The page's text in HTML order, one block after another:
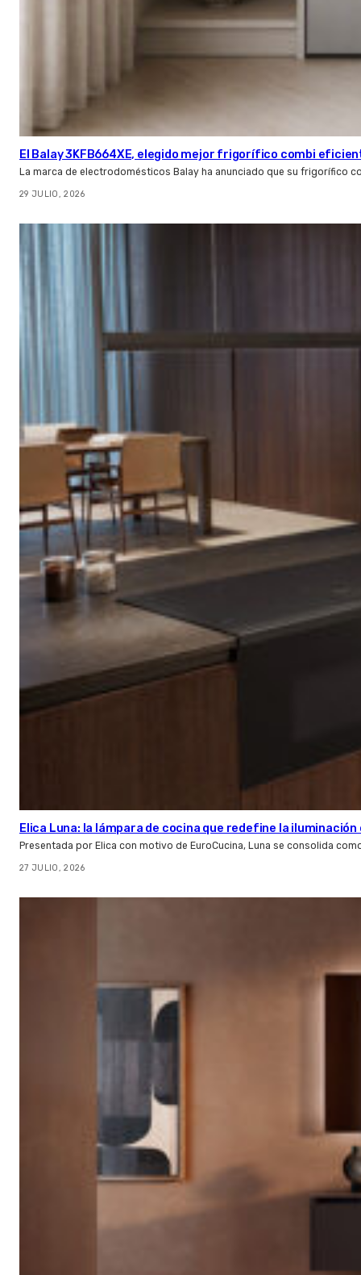
El Balay 3KFB664XE, elegido mejor frigorífico combi
La marca de electrodomésticos Balay ha anunciado que su frigorífico
29 JULIO, 2026
Elica Luna: la lámpara de cocina que redefine la
Presentada por Elica con motivo de EuroCucina, Luna se consolida
27 JULIO, 2026